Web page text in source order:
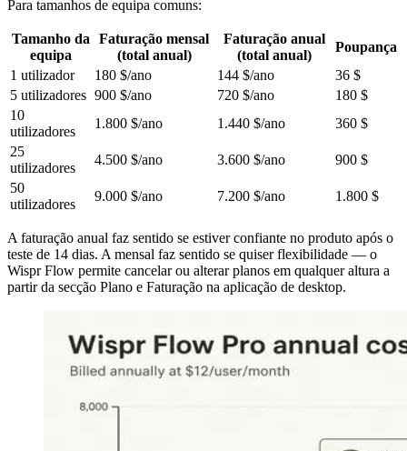
Para tamanhos de equipa comuns:
Tamanho da
equipa
Faturação mensal
(total anual)
Faturação anual
(total anual)
Poupança
1 utilizador
180 $/ano 144 $/ano
36 $
5 utilizadores 900 $/ano 720 $/ano
180 $
10
utilizadores
1.800 $/ano 1.440 $/ano
360 $
25
utilizadores
4.500 $/ano 3.600 $/ano
900 $
50
utilizadores
9.000 $/ano 7.200 $/ano 1.800 $
A faturação anual faz sentido se estiver confiante no produto após o
teste de 14 dias. A mensal faz sentido se quiser flexibilidade — o
Wispr Flow permite cancelar ou alterar planos em qualquer altura a
partir da secção Plano e Faturação na aplicação de desktop.